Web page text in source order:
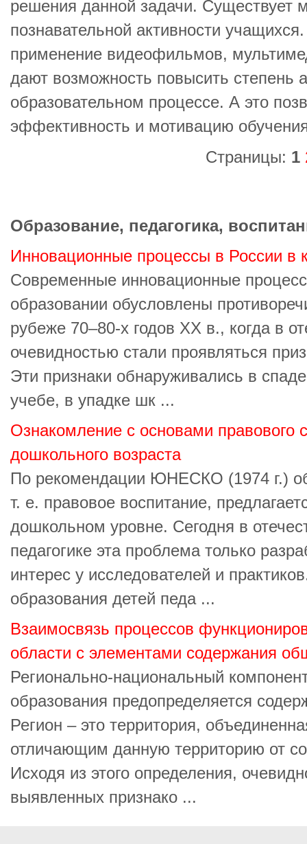
решения данной задачи. Существует
познавательной активности
применение видеофильмов,
дают возможность повысить степень
образовательном процессе. А это
эффективность и мотивацию
Страницы: 1
Образование, педагогика,
Инновационные процессы в России в
Современные инновационные
образовании обусловлены
рубеже 70–80-х годов ХХ в., когда в
очевидностью стали проявляться
Эти признаки обнаруживались в
учебе, в упадке шк ...
Ознакомление с основами правового
дошкольного возраста
По рекомендации ЮНЕСКО (1974 г.)
т. е. правовое воспитание,
дошкольном уровне. Сегодня в
педагогике эта проблема только
интерес у исследователей и
образования детей педа ...
Взаимосвязь процессов
области с элементами содержания
Регионально-национальный
образования предопределяется
Регион – это территория,
отличающим данную территорию от
Исходя из этого определения,
выявленных признако ...